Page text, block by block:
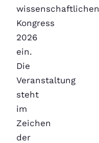
wissenschaftlichen
Kongress
2026
ein.
Die
Veranstaltung
steht
im
Zeichen
der